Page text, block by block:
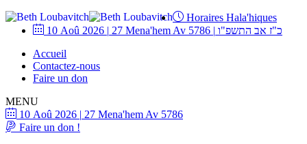
Horaires Hala'hiques
10 Aoû 2026 | 27 Mena'hem Av 5786 | כ"ז אב התשפ"ו
Accueil
Contactez-nous
Faire un don
MENU
10 Aoû 2026 | 27 Mena'hem Av 5786
Faire un don !